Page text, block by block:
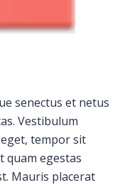
senectus et netus
Vestibulum
tempor sit
quam egestas
Mauris placerat